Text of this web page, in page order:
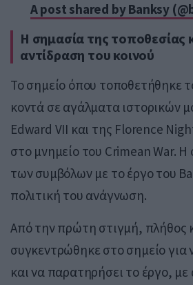
A post shared by Banksy
Η σημασία της τοποθεσίας
αντίδραση του κοινού
Το σημείο όπου τοποθετήθηκε
κοντά σε αγάλματα ιστορικών
Edward VII και της Florence
στο μνημείο του Crimean War. Η
των συμβόλων με το έργο του
πολιτική του ανάγνωση.
Από την πρώτη στιγμή, πλήθος
συγκεντρώθηκε στο σημείο για
και να παρατηρήσει το έργο, με